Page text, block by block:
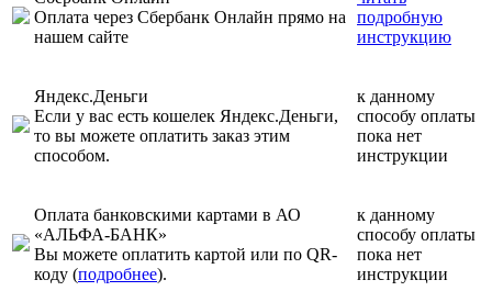
Оплата через Сбербанк Онлайн прямо на
нашем сайте
подробную
инструкцию
Яндекс.Деньги
Если у вас есть кошелек Яндекс.Деньги,
то вы можете оплатить заказ этим
способом.
к данному
способу оплаты
пока нет
инструкции
Оплата банковскими картами в АО
«АЛЬФА-БАНК»
Вы можете оплатить картой или по QR-
коду (подробнее).
к данному
способу оплаты
пока нет
инструкции